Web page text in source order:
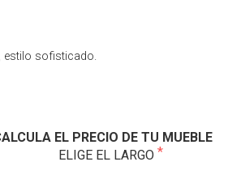
estilo sofisticado.
EL PRECIO DE TU MUEBLE
ELIGE EL LARGO